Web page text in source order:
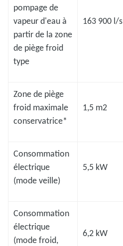
pompage de
vapeur d'eau à
partir de la zone
de piège froid
type
163 900 l/s
Zone de piège
froid maximale
conservatrice*
1,5 m2
Consommation
électrique
(mode veille)
5,5 kW
Consommation
électrique
(mode froid,
6,2 kW